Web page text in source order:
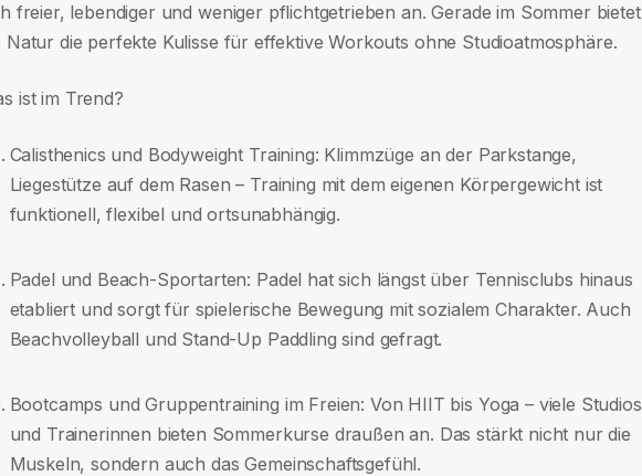
freier, lebendiger und weniger pflichtgetrieben an. Gerade im Sommer bietet
Natur die perfekte Kulisse für effektive Workouts ohne Studioatmosphäre.
ist im Trend?
Calisthenics und Bodyweight Training: Klimmzüge an der Parkstange,
Liegestütze auf dem Rasen – Training mit dem eigenen Körpergewicht ist
funktionell, flexibel und ortsunabhängig.
Padel und Beach-Sportarten: Padel hat sich längst über Tennisclubs hinaus
etabliert und sorgt für spielerische Bewegung mit sozialem Charakter. Auch
Beachvolleyball und Stand-Up Paddling sind gefragt.
Bootcamps und Gruppentraining im Freien: Von HIIT bis Yoga – viele Studios
und Trainerinnen bieten Sommerkurse draußen an. Das stärkt nicht nur die
Muskeln, sondern auch das Gemeinschaftsgefühl.